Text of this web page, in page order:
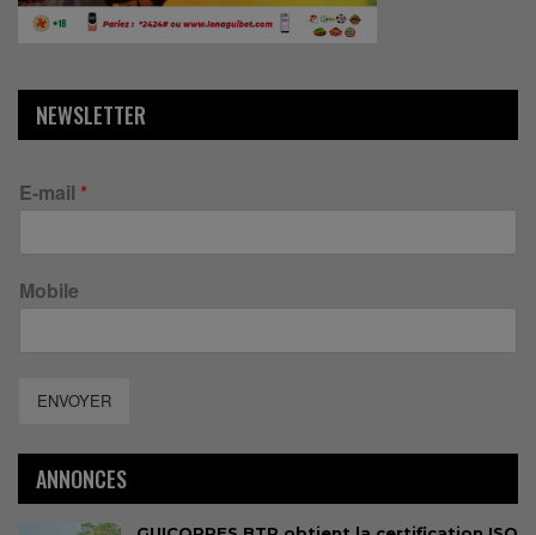
NEWSLETTER
E-mail *
Mobile
ENVOYER
ANNONCES